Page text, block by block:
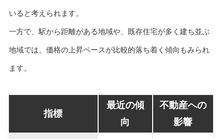
いると考えられます。
一方で、駅から距離がある地域や、既存住宅が多く建ち並ぶ
地域では、価格の上昇ペースが比較的落ち着く傾向もみられ
ます。
指標
最近の傾
向
不動産への
影響